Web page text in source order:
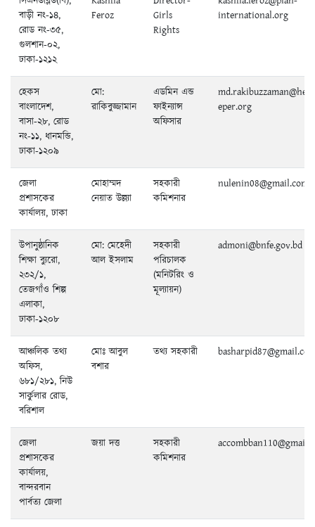
বাড়ী নং-১৪,
রোড নং-৩৫,
গুলশান-০২,
ঢাকা-১২১২
Feroz
Girls
Rights
international.org
হেকস
বাংলাদেশ,
বাসা-২৮, রোড
নং-১১, ধানমন্ডি,
ঢাকা-১২০৯
মো:
রাকিবুজ্জামান
এডমিন এন্ড
ফাইন্যান্স
অফিসার
eper.org
জেলা
প্রশাসকের
কার্যালয়, ঢাকা
মোহাম্মদ
নেয়াত উল্ল্যা
সহকারী
কমিশনার
nulenin08@gmail.com
উপানুষ্ঠানিক
শিক্ষা ব্যুরো,
২৩২/১,
তেজগাঁও শিল্প
এলাকা,
ঢাকা-১২০৮
মো: মেহেদী
আল ইসলাম
সহকারী
পরিচালক
(মনিটরিং ও
মূল্যায়ন)
admoni@bnfe.gov.bd
আঞ্চলিক তথ্য
অফিস,
৬৮১/২৮১, নিউ
সার্কুলার রোড,
বরিশাল
মোঃ আবুল
বশার
তথ্য সহকারী
জেলা
প্রশাসকের
কার্যালয়,
বান্দরবান
পার্বত্য জেলা
জয়া দত্ত
সহকারী
কমিশনার